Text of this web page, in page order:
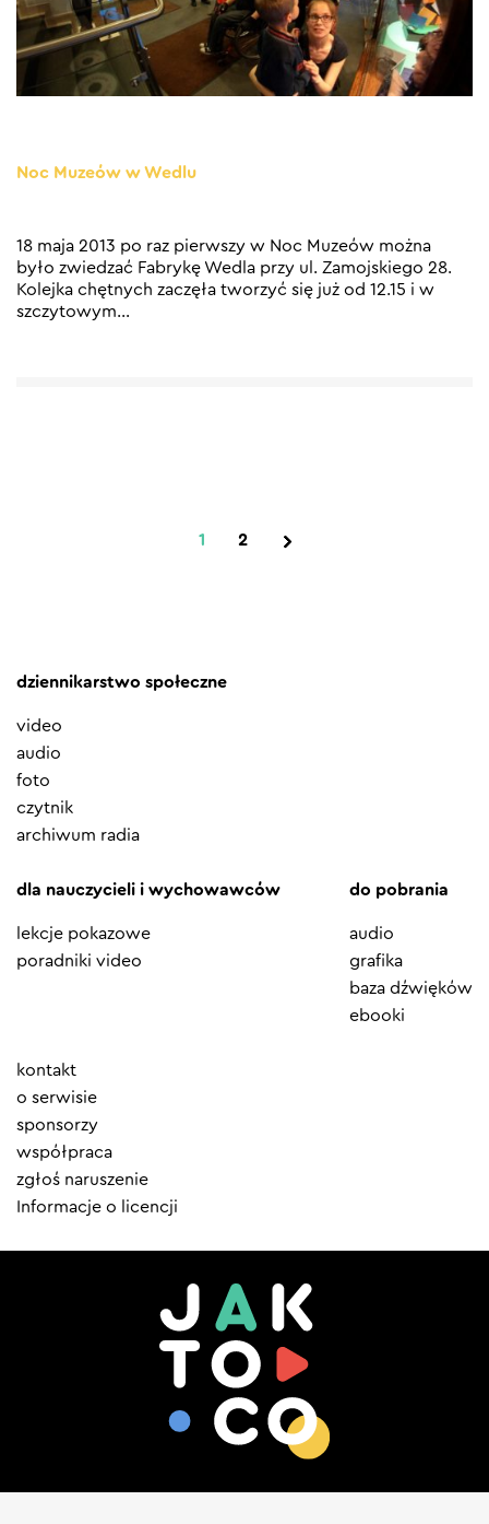
Noc Muzeów w Wedlu
18 maja 2013 po raz pierwszy w Noc Muzeów można
było zwiedzać Fabrykę Wedla przy ul. Zamojskiego 28.
Kolejka chętnych zaczęła tworzyć się już od 12.15 i w
szczytowym…
1 2
dziennikarstwo społeczne
video
audio
foto
czytnik
archiwum radia
dla nauczycieli i wychowawców
lekcje pokazowe
poradniki video
do pobrania
audio
grafika
baza dźwięków
ebooki
Element
menu
kontakt
o serwisie
sponsorzy
współpraca
zgłoś naruszenie
Informacje o licencji